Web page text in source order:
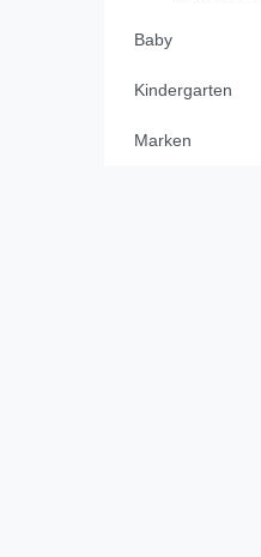
Baby
Kindergarten
Marken